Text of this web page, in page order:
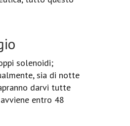
solenoidi;
sia di notte
darvi tutte
entro 48